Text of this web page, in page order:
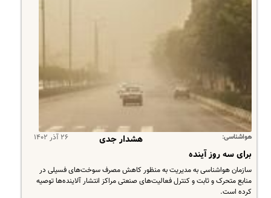
هواشناسی: ۲۶ آذر ۱۴۰۲
هشدار جدی
برای سه روز آینده
​سازمان هواشناسی به مدیریت به منظور کاهش مصرف سوخت‌های فسیلی در
منابع متحرک و ثابت و کنترل فعالیت‌های صنعتی مراکز انتشار آلاینده‌ها توصیه
کرده است.